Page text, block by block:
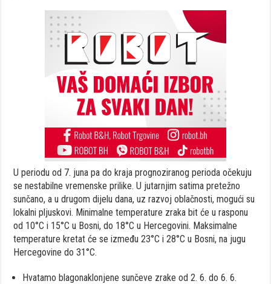
U periodu od 7. juna pa do kraja prognoziranog perioda očekuju
se nestabilne vremenske prilike. U jutarnjim satima pretežno
sunčano, a u drugom dijelu dana, uz razvoj oblačnosti, mogući su
lokalni pljuskovi. Minimalne temperature zraka bit će u rasponu
od 10°C i 15°C u Bosni, do 18°C u Hercegovini. Maksimalne
temperature kretat će se između 23°C i 28°C u Bosni, na jugu
Hercegovine do 31°C.
Hvatamo blagonaklonjene sunčeve zrake od 2. 6. do 6. 6.